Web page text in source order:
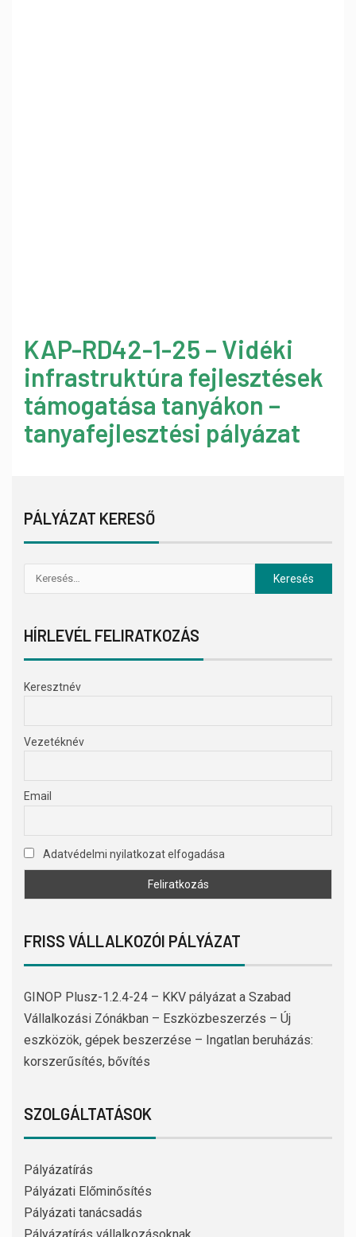
KAP-RD42-1-25 – Vidéki
infrastruktúra fejlesztések
támogatása tanyákon –
tanyafejlesztési pályázat
PÁLYÁZAT KERESŐ
HÍRLEVÉL FELIRATKOZÁS
Keresztnév
Vezetéknév
Email
Adatvédelmi nyilatkozat elfogadása
FRISS VÁLLALKOZÓI PÁLYÁZAT
GINOP Plusz-1.2.4-24 – KKV pályázat a Szabad
Vállalkozási Zónákban – Eszközbeszerzés – Új
eszközök, gépek beszerzése – Ingatlan beruházás:
korszerűsítés, bővítés
SZOLGÁLTATÁSOK
Pályázatírás
Pályázati Előminősítés
Pályázati tanácsadás